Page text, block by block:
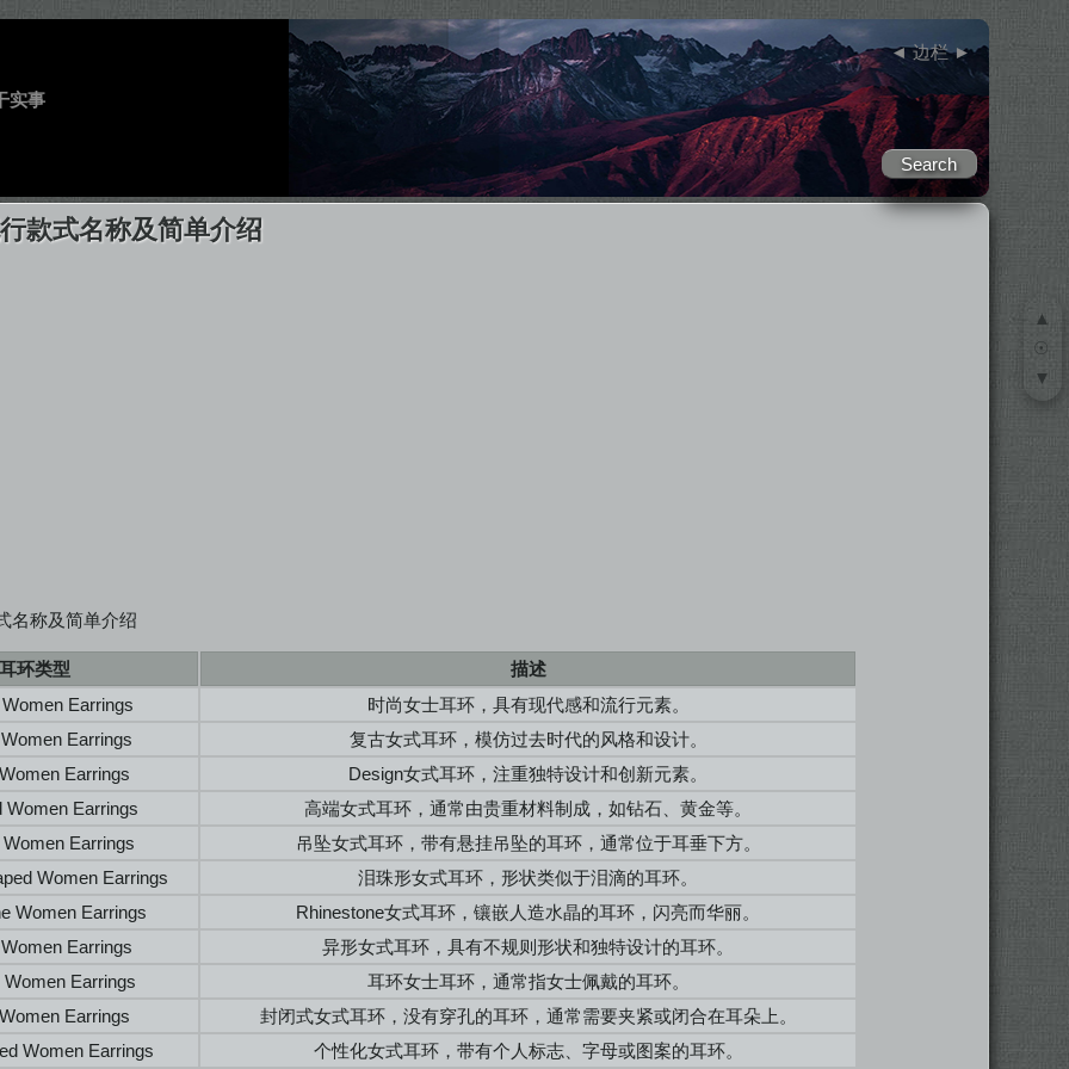
◄边栏 ►
实事
款式名称及简单介绍
名称及简单介绍
耳环类型
描述
Earrings
时尚女士耳环，具有现代感和流行元素。
Earrings
复古女式耳环，模仿过去时代的风格和设计。
Earrings
Design女式耳环，注重独特设计和创新元素。
Women Earrings
高端女式耳环，通常由贵重材料制成，如钻石、黄金等。
Earrings
吊坠女式耳环，带有悬挂吊坠的耳环，通常位于耳垂下方。
Women Earrings
泪珠形女式耳环，形状类似于泪滴的耳环。
Women Earrings
Rhinestone女式耳环，镶嵌人造水晶的耳环，闪亮而华丽。
Earrings
异形女式耳环，具有不规则形状和独特设计的耳环。
Earrings
耳环女士耳环，通常指女士佩戴的耳环。
Earrings
封闭式女式耳环，没有穿孔的耳环，通常需要夹紧或闭合在耳朵上。
Women Earrings
个性化女式耳环，带有个人标志、字母或图案的耳环。
▲
☉
▼